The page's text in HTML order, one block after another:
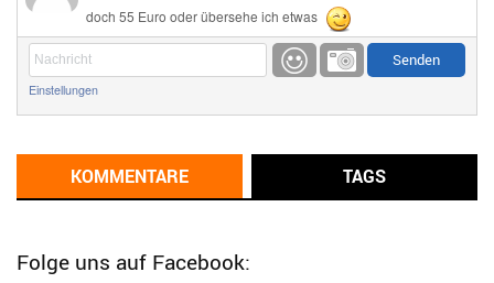
doch 55 Euro oder übersehe ich etwas
Günni 9/1/20226:17
Günni
Einstellungen
KOMMENTARE TAGS
Folge uns auf Facebook: